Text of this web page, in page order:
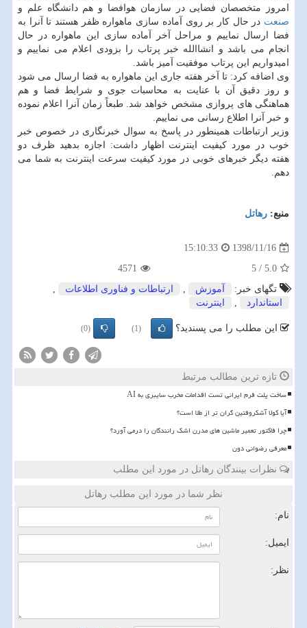
امروز متخصصان فضایی در سازمان هوافضا و هم دانشگاه علم و
صنعت در حال كار بر روی آماده سازی ماهواره ظفر هستند تا آنرا به
فضا ارسال نماییم و مراحل آخر آماده سازی این ماهواره در حال
انجام می باشد و انشاالله خبر پرتاب را بزودی اعلام می نماییم و
امیدواریم این پرتاب موفقیت آمیز باشد.
وی اضافه كرد: تا آخر هفته جاری این ماهواره به فضا ارسال می شود
و روز دقیق آن با عنایت به محاسبات جوی و شرایط فضا و هم
هماهنگی های پروازی مشخص خواهد شد. طبعاً زمان آنرا اعلام نموده
و خبر آنرا اطلاع رسانی می نماییم.
وزیر ارتباطات همینطور در پاسخ به سوال خبرنگاری در خصوص خبر
خوب در مورد كیفیت اینترنت اظهار داشت: اجازه بدهید ظرف دو
هفته دیگر خبرهای خوبی در مورد كیفیت سرعت اینترنت به شما می
دهم.
منبع: رهاتل
1398/11/16
15:10:33
5.0
/
5
4571
تگهای خبر:
آموزش , ارتباطات و فناوری اطلاعات
,
استاندارد
, اینترنت
این مطلب را می پسندید؟ (1)
(0)
تازه ترین مطالب مرتبط
ساخت پلت فرم ایرانی تست اقدامات مخرب سایبری به AI
آیا کولا آشکروفتین گران تر از طلا است؟
چرا فاکتور تعمیر ماشین های مدرن اشک رانندگان را درمی آورد؟
معرفی رضوانی دون
نظرات بینندگان رهاتل در مورد این مطلب
نظر شما در مورد این مطلب رهاتل
نام:
ایمیل:
نظر: